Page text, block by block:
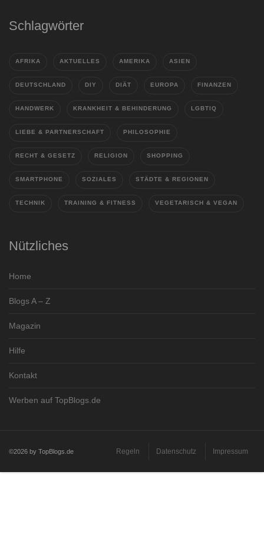
Schlagwörter
AFRIKA AKTUELLES AMERIKA ASIEN
DEUTSCHLAND DIY DIÄT EUROPA FINANZEN
HANDWERK KRANKHEIT & BEHINDERUNG LGBTIQ
LIEBE & PARTNERSCHAFT PHILOSOPHIE
RECHT & GESETZ RELIGION SHOPPING
SMARTPHONE SOZIALES STÄDTE & REGIONEN
TECHNIK TRAINING & FITNESS VEGETARISCH & VEGAN
Nützliches
Home
Blogs A – Z
Magazin
Hilfe
Kontakt
Werben auf TopBlogs.de
©2026 by TopBlogs.de Regeln Datenschutz Impressum